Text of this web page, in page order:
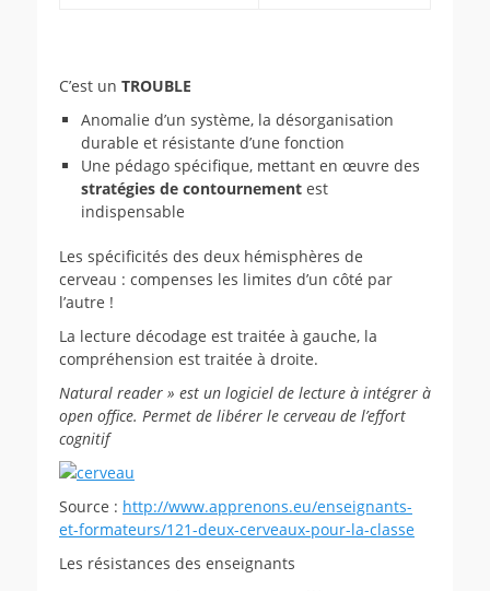
C’est un TROUBLE
Anomalie d’un système, la désorganisation
durable et résistante d’une fonction
Une pédago spécifique, mettant en œuvre des
stratégies de contournement est
indispensable
Les spécificités des deux hémisphères de
cerveau : compenses les limites d’un côté par
l’autre !
La lecture décodage est traitée à gauche, la
compréhension est traitée à droite.
Natural reader » est un logiciel de lecture à intégrer à
open office. Permet de libérer le cerveau de l’effort
cognitif
Source : http://www.apprenons.eu/enseignants-
et-formateurs/121-deux-cerveaux-pour-la-classe
Les résistances des enseignants